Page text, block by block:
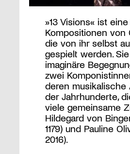
»13 Visions« ist
Kompositionen von
die von ihr selbst
gespielt werden.
imaginäre
zwei
deren
der Jahrhunderte,
viele gemeinsame
Hildegard von
1179) und Pauline
2016).